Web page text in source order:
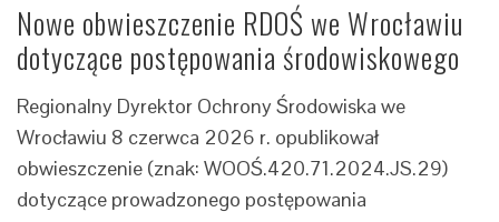
Nowe obwieszczenie RDOŚ we Wrocławiu
dotyczące postępowania środowiskowego
Regionalny Dyrektor Ochrony Środowiska we
Wrocławiu 8 czerwca 2026 r. opublikował
obwieszczenie (znak: WOOŚ.420.71.2024.JS.29)
dotyczące prowadzonego postępowania